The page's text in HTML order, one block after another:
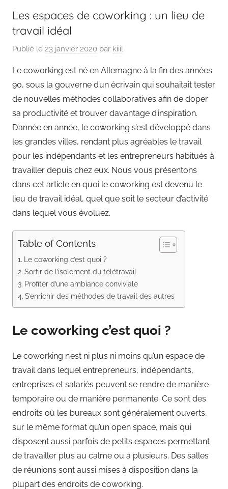
Les espaces de coworking : un lieu de
travail idéal
Publié le 23 janvier 2020 par kiiil
Le coworking est né en Allemagne à la fin des années
90, sous la gouverne d’un écrivain qui souhaitait tester
de nouvelles méthodes collaboratives afin de doper
sa productivité et trouver davantage d’inspiration.
D’année en année, le coworking s’est développé dans
les grandes villes, rendant plus agréables le travail
pour les indépendants et les entrepreneurs habitués à
travailler depuis chez eux. Nous vous présentons
dans cet article en quoi le coworking est devenu le
lieu de travail idéal, quel que soit le secteur d’activité
dans lequel vous évoluez.
Table of Contents
Le coworking c’est quoi ?
Sortir de l’isolement du télétravail
Profiter d’une ambiance conviviale
S’enrichir des méthodes de travail des autres
Le coworking c’est quoi ?
Le coworking n’est ni plus ni moins qu’un espace de
travail dans lequel entrepreneurs, indépendants,
entreprises et salariés peuvent se rendre de manière
temporaire ou de manière permanente. Ce sont des
endroits où les bureaux sont généralement ouverts,
sur le même format qu’un open space, mais qui
disposent aussi parfois de petits espaces permettant
de travailler plus au calme ou à plusieurs. Des salles
de réunions sont aussi mises à disposition dans la
plupart des endroits de coworking.